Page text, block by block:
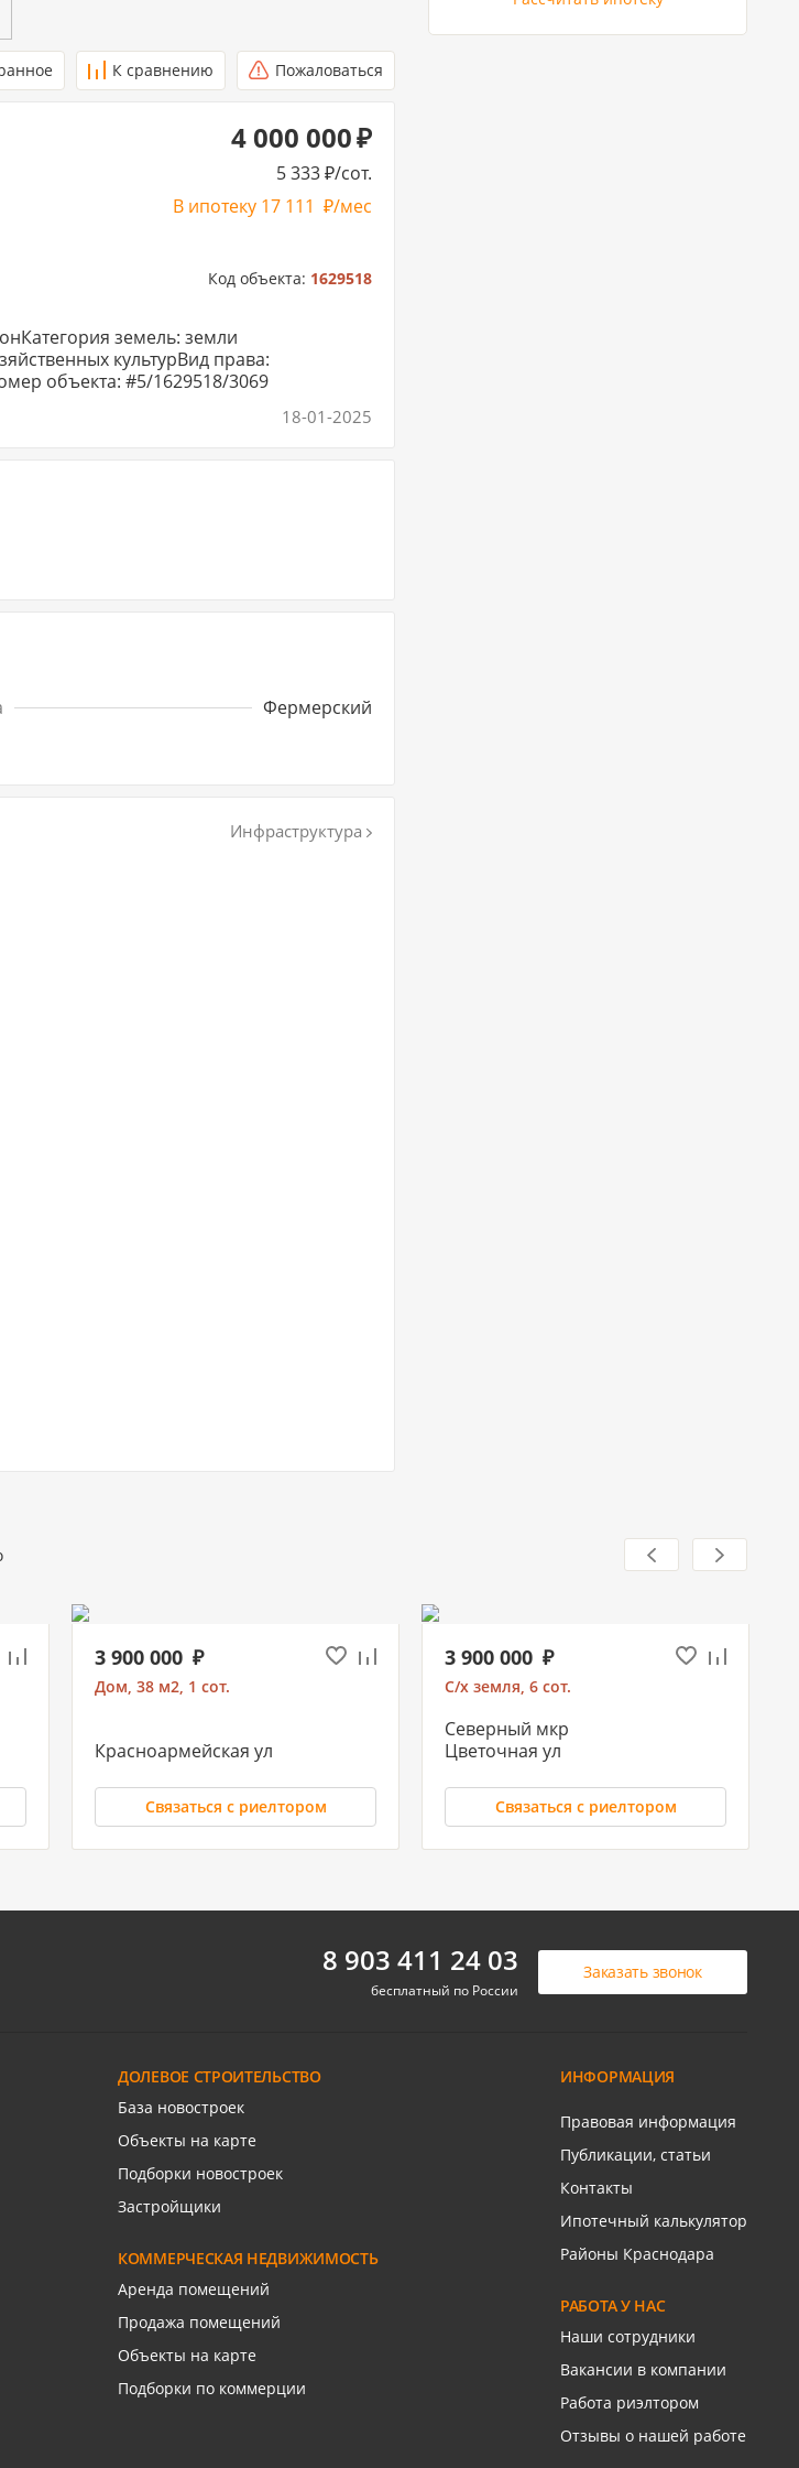
К сравнению Пожаловаться
4 000 000
5 333 /сот.
В ипотеку 17 111 /мес
Код объекта: 1629518
земель: земли
культурВид права:
объекта: #5/1629518/3069
18-01-2025
Фермерский
Инфраструктура
3 900 000
Дом, 38 м2, 1 сот.
Красноармейская ул
Связаться с риелтором
3 900 000
С/х земля, 6 сот.
Северный мкр
Цветочная ул
Связаться с риелтором
Заказать звонок
8 903 411 24 03
бесплатный по России
ДОЛЕВОЕ СТРОИТЕЛЬСТВО
База новостроек
Объекты на карте
Подборки новостроек
Застройщики
КОММЕРЧЕСКАЯ НЕДВИЖИМОСТЬ
Аренда помещений
Продажа помещений
Объекты на карте
Подборки по коммерции
ИНФОРМАЦИЯ
Правовая информация
Публикации, статьи
Контакты
Ипотечный калькулятор
Районы Краснодара
РАБОТА У НАС
Наши сотрудники
Вакансии в компании
Работа риэлтором
Отзывы о нашей работе